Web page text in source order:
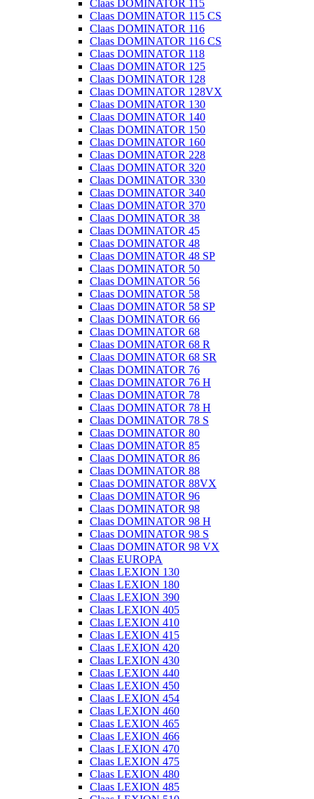
Claas DOMINATOR 115
Claas DOMINATOR 115 CS
Claas DOMINATOR 116
Claas DOMINATOR 116 CS
Claas DOMINATOR 118
Claas DOMINATOR 125
Claas DOMINATOR 128
Claas DOMINATOR 128VX
Claas DOMINATOR 130
Claas DOMINATOR 140
Claas DOMINATOR 150
Claas DOMINATOR 160
Claas DOMINATOR 228
Claas DOMINATOR 320
Claas DOMINATOR 330
Claas DOMINATOR 340
Claas DOMINATOR 370
Claas DOMINATOR 38
Claas DOMINATOR 45
Claas DOMINATOR 48
Claas DOMINATOR 48 SP
Claas DOMINATOR 50
Claas DOMINATOR 56
Claas DOMINATOR 58
Claas DOMINATOR 58 SP
Claas DOMINATOR 66
Claas DOMINATOR 68
Claas DOMINATOR 68 R
Claas DOMINATOR 68 SR
Claas DOMINATOR 76
Claas DOMINATOR 76 H
Claas DOMINATOR 78
Claas DOMINATOR 78 H
Claas DOMINATOR 78 S
Claas DOMINATOR 80
Claas DOMINATOR 85
Claas DOMINATOR 86
Claas DOMINATOR 88
Claas DOMINATOR 88VX
Claas DOMINATOR 96
Claas DOMINATOR 98
Claas DOMINATOR 98 H
Claas DOMINATOR 98 S
Claas DOMINATOR 98 VX
Claas EUROPA
Claas LEXION 130
Claas LEXION 180
Claas LEXION 390
Claas LEXION 405
Claas LEXION 410
Claas LEXION 415
Claas LEXION 420
Claas LEXION 430
Claas LEXION 440
Claas LEXION 450
Claas LEXION 454
Claas LEXION 460
Claas LEXION 465
Claas LEXION 466
Claas LEXION 470
Claas LEXION 475
Claas LEXION 480
Claas LEXION 485